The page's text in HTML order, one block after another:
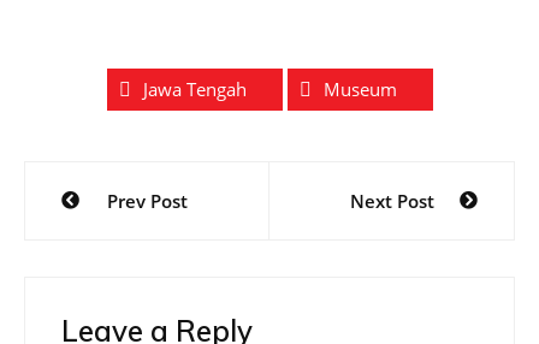
Jawa Tengah Museum
Prev Post Next Post
Leave a Reply